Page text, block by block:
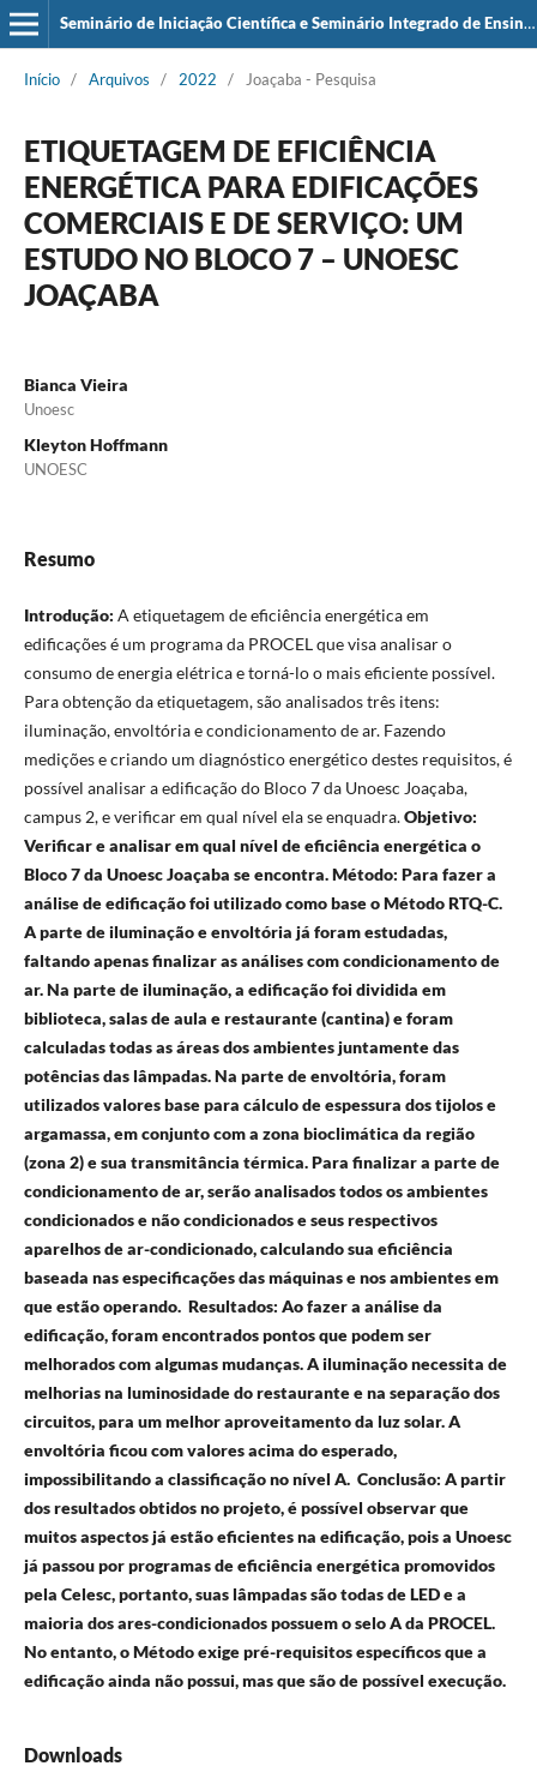
Seminário de Iniciação Científica e Seminário Integrado de Ensino, Pesquisa e Extensão (SIEPE)
Início / Arquivos / 2022 / Joaçaba - Pesquisa
ETIQUETAGEM DE EFICIÊNCIA
ENERGÉTICA PARA EDIFICAÇÕES
COMERCIAIS E DE SERVIÇO: UM
ESTUDO NO BLOCO 7 – UNOESC
JOAÇABA
Bianca Vieira
Unoesc
Kleyton Hoffmann
UNOESC
Resumo
Introdução: A etiquetagem de eficiência energética em
edificações é um programa da PROCEL que visa analisar o
consumo de energia elétrica e torná-lo o mais eficiente possível.
Para obtenção da etiquetagem, são analisados três itens:
iluminação, envoltória e condicionamento de ar. Fazendo
medições e criando um diagnóstico energético destes requisitos, é
possível analisar a edificação do Bloco 7 da Unoesc Joaçaba,
campus 2, e verificar em qual nível ela se enquadra.Objetivo:
Verificar e analisar em qual nível de eficiência energética o
Bloco 7 da Unoesc Joaçaba se encontra. Método: Para fazer a
análise de edificação foi utilizado como base o Método RTQ-C.
A parte de iluminação e envoltória já foram estudadas,
faltando apenas finalizar as análises com condicionamento de
ar. Na parte de iluminação, a edificação foi dividida em
biblioteca, salas de aula e restaurante (cantina) e foram
calculadas todas as áreas dos ambientes juntamente das
potências das lâmpadas. Na parte de envoltória, foram
utilizados valores base para cálculo de espessura dos tijolos e
argamassa, em conjunto com a zona bioclimática da região
(zona 2) e sua transmitância térmica. Para finalizar a parte de
condicionamento de ar, serão analisados todos os ambientes
condicionados e não condicionados e seus respectivos
aparelhos de ar-condicionado, calculando sua eficiência
baseada nas especificações das máquinas e nos ambientes em
que estão operando. Resultados: Ao fazer a análise da
edificação, foram encontrados pontos que podem ser
melhorados com algumas mudanças. A iluminação necessita de
melhorias na luminosidade do restaurante e na separação dos
circuitos, para um melhor aproveitamento da luz solar. A
envoltória ficou com valores acima do esperado,
impossibilitando a classificação no nível A. Conclusão: A partir
dos resultados obtidos no projeto, é possível observar que
muitos aspectos já estão eficientes na edificação, pois a Unoesc
já passou por programas de eficiência energética promovidos
pela Celesc, portanto, suas lâmpadas são todas de LED e a
maioria dos ares-condicionados possuem o selo A da PROCEL.
No entanto, o Método exige pré-requisitos específicos que a
edificação ainda não possui, mas que são de possível execução.
Downloads